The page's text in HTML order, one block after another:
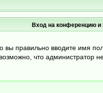
Вход на конференцию и
правильно вводите имя
что